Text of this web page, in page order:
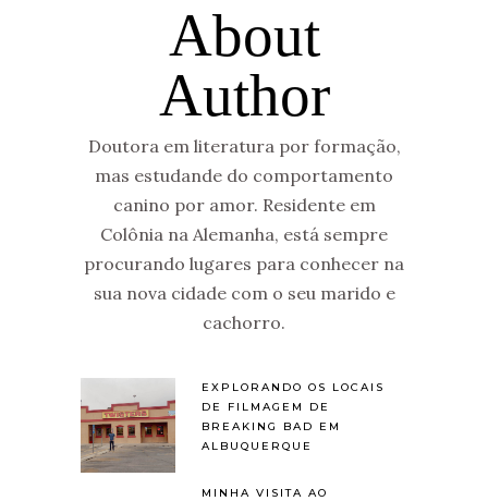
About
Author
Doutora em literatura por formação,
mas estudande do comportamento
canino por amor. Residente em
Colônia na Alemanha, está sempre
procurando lugares para conhecer na
sua nova cidade com o seu marido e
cachorro.
EXPLORANDO OS LOCAIS
DE FILMAGEM DE
BREAKING BAD EM
ALBUQUERQUE
MINHA VISITA AO